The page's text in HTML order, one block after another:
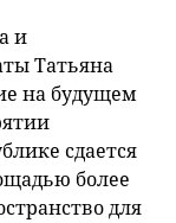
и
Татьяна
на будущем
сдается
более
для